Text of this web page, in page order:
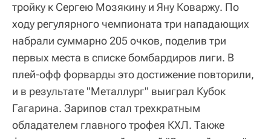
тройку к Сергею Мозякину и Яну Коваржу. По
ходу регулярного чемпионата три нападающих
набрали суммарно 205 очков, поделив три
первых места в списке бомбардиров лиги. В
плей-офф форварды это достижение повторили,
и в результате "Металлург" выиграл Кубок
Гагарина. Зарипов стал трехкратным
обладателем главного трофея КХЛ. Также